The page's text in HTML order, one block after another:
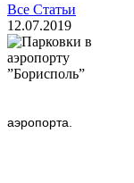
Все Статьи
12.07.2019
аэропорта.